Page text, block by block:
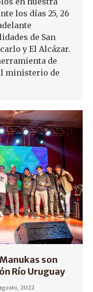
los días 25, 26
de San
y El Alcázar.
de
ministerio de
son
Río Uruguay
2022